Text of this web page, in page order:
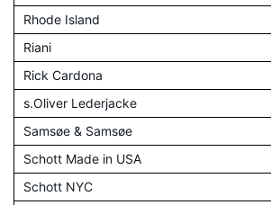
Rhode Island
Riani
Rick Cardona
s.Oliver Lederjacke
Samsøe & Samsøe
Schott Made in USA
Schott NYC